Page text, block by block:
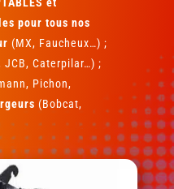
pour tous nos
(MX, Faucheux…) ;
JCB, Caterpilar…) ;
Pichon,
(Bobcat,